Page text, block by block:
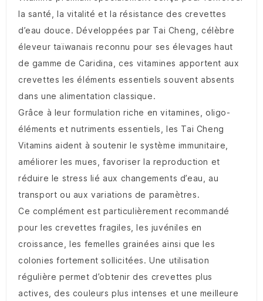
la santé, la vitalité et la résistance des crevettes
d’eau douce. Développées par Tai Cheng, célèbre
éleveur taïwanais reconnu pour ses élevages haut
de gamme de Caridina, ces vitamines apportent aux
crevettes les éléments essentiels souvent absents
dans une alimentation classique.
Grâce à leur formulation riche en vitamines, oligo-
éléments et nutriments essentiels, les Tai Cheng
Vitamins aident à soutenir le système immunitaire,
améliorer les mues, favoriser la reproduction et
réduire le stress lié aux changements d’eau, au
transport ou aux variations de paramètres.
Ce complément est particulièrement recommandé
pour les crevettes fragiles, les juvéniles en
croissance, les femelles grainées ainsi que les
colonies fortement sollicitées. Une utilisation
régulière permet d’obtenir des crevettes plus
actives, des couleurs plus intenses et une meilleure